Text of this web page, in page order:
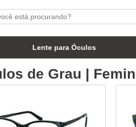
Lente para Óculos
de Grau |